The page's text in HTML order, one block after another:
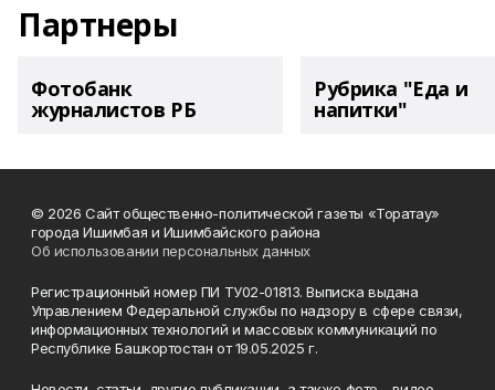
Партнеры
Фотобанк
журналистов РБ
Рубрика "Еда и
напитки"
© 2026 Сайт общественно-политической газеты «Торатау»
города Ишимбая и Ишимбайского района
Об использовании персональных данных
Регистрационный номер ПИ ТУ02-01813. Выписка выдана
Управлением Федеральной службы по надзору в сфере связи,
информационных технологий и массовых коммуникаций по
Республике Башкортостан от 19.05.2025 г.